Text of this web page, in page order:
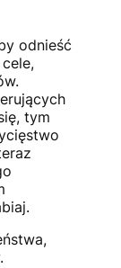
odnieść
tym